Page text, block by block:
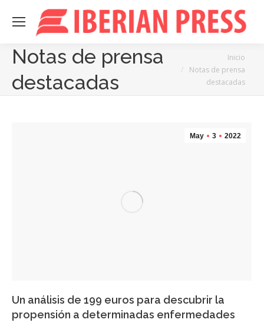
Notas de prensa
destacadas
Inicio
Notas de prensa
destacadas
May 3 2022
Un análisis de 199 euros para descubrir la
propensión a determinadas enfermedades